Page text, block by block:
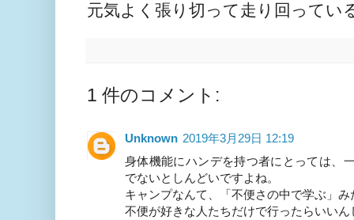
元気よく張り切って走り回ってい
1 件のコメント:
Unknown 2019年3月29日 12:19
身体機能にハンデを持つ者にとっては、
でないとしんどいですよね。
キャンプなんて、「不便さの中で学ぶ」
不便が好きな人たちだけで行ったらいい